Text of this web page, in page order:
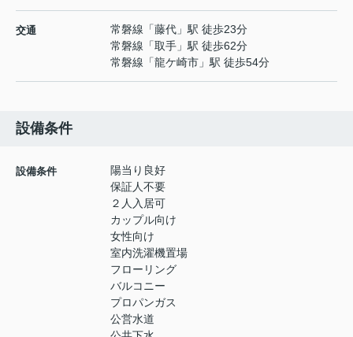
交通 常磐線 「藤代 」駅 徒歩23分
常磐線 「取手 」駅 徒歩62分
常磐線 「龍ケ崎市 」駅 徒歩54分
設備条件
設備条件
陽当り良好
保証人不要
２人入居可
カップル向け
女性向け
室内洗濯機置場
フローリング
バルコニー
プロパンガス
公営水道